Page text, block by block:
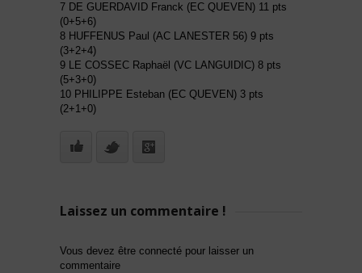
7 DE GUERDAVID Franck (EC QUEVEN) 11 pts
(0+5+6)
8 HUFFENUS Paul (AC LANESTER 56) 9 pts
(3+2+4)
9 LE COSSEC Raphaël (VC LANGUIDIC) 8 pts
(5+3+0)
10 PHILIPPE Esteban (EC QUEVEN) 3 pts
(2+1+0)
Laissez un commentaire !
Vous devez être connecté pour laisser un
commentaire